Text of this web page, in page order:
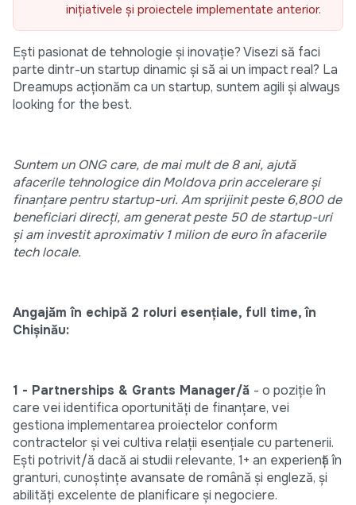
inițiativele și proiectele implementate anterior.
Ești pasionat de tehnologie și inovație? Visezi să faci
parte dintr-un startup dinamic și să ai un impact real? La
Dreamups acționăm ca un startup, suntem agili și always
looking for the best.
Suntem un ONG care, de mai mult de 8 ani, ajută
afacerile tehnologice din Moldova prin accelerare și
finanțare pentru startup-uri. Am sprijinit peste 6,800 de
beneficiari direcți, am generat peste 50 de startup-uri
și am investit aproximativ 1 milion de euro în afacerile
tech locale.
Angajăm în echipă 2 roluri esențiale, full time, în
Chișinău:
1 - Partnerships & Grants Manager/ă - o poziție în
care vei identifica oportunități de finanțare, vei
gestiona implementarea proiectelor conform
contractelor și vei cultiva relații esențiale cu partenerii.
Ești potrivit/ă dacă ai studii relevante, 1+ an experiență în
granturi, cunoștințe avansate de română și engleză, și
abilități excelente de planificare și negociere.